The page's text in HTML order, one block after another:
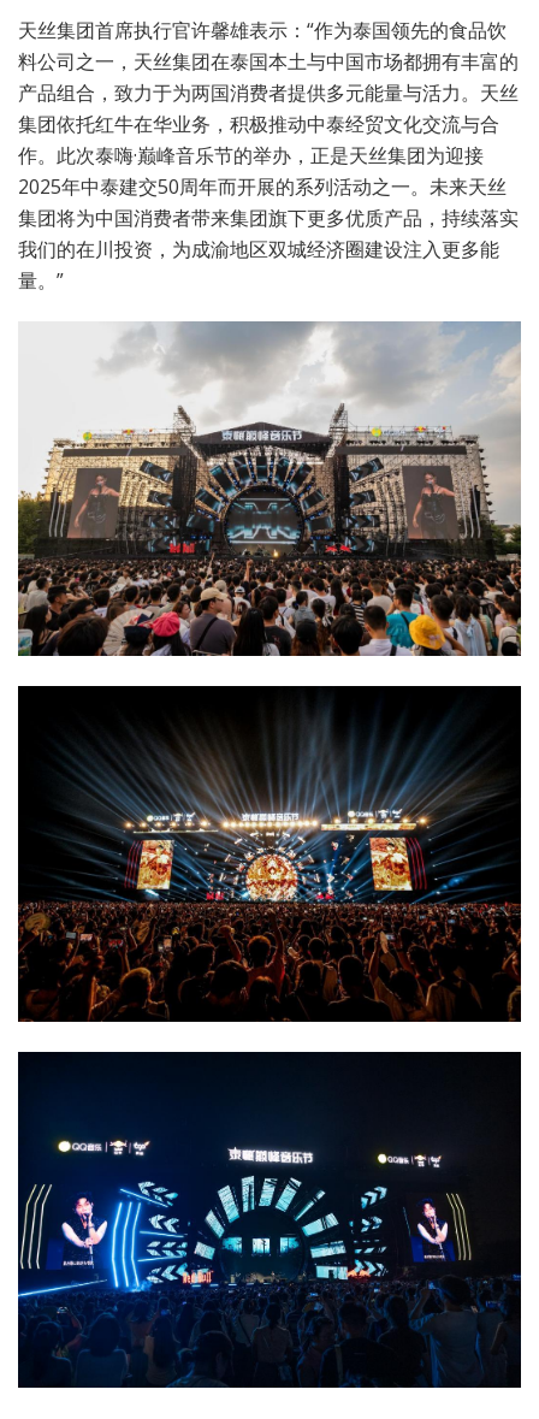
天丝集团首席执行官许馨雄表示：“作为泰国领先的食品饮
料公司之一，天丝集团在泰国本土与中国市场都拥有丰富的
产品组合，致力于为两国消费者提供多元能量与活力。天丝
集团依托红牛在华业务，积极推动中泰经贸文化交流与合
作。此次泰嗨·巅峰音乐节的举办，正是天丝集团为迎接
2025年中泰建交50周年而开展的系列活动之一。未来天丝
集团将为中国消费者带来集团旗下更多优质产品，持续落实
我们的在川投资，为成渝地区双城经济圈建设注入更多能
量。”